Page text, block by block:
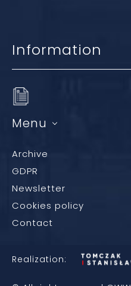
Information
Menu
Archive
GDPR
Newsletter
Cookies policy
Contact
Realization: